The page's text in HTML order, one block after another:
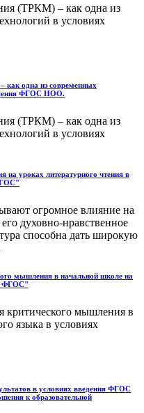
(ТРКМ) – как одна из
в условиях
как одна из современных
ФГОС НОО.
(ТРКМ) – как одна из
в условиях
на уроках литературного чтения в
огромное влияние на
духовно-нравственное
способна дать широкую
мышления в начальной школе на
ФГОС"
критического мышления в
языка в условиях
в условиях введения ФГОС
к образовательной